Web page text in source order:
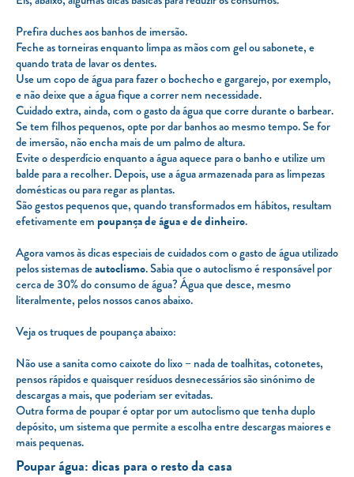
Prefira duches aos banhos de imersão.
Feche as torneiras enquanto limpa as mãos com gel ou sabonete, e
quando trata de lavar os dentes.
Use um copo de água para fazer o bochecho e gargarejo, por exemplo,
e não deixe que a água fique a correr nem necessidade.
Cuidado extra, ainda, com o gasto da água que corre durante o barbear.
Se tem filhos pequenos, opte por dar banhos ao mesmo tempo. Se for
de imersão, não encha mais de um palmo de altura.
Evite o desperdício enquanto a água aquece para o banho e utilize um
balde para a recolher. Depois, use a água armazenada para as limpezas
domésticas ou para regar as plantas.
São gestos pequenos que, quando transformados em hábitos, resultam
efetivamente em poupança de água e de dinheiro.
Agora vamos às dicas especiais de cuidados com o gasto de água utilizado
pelos sistemas deautoclismo. Sabia que o autoclismo é responsável por
cerca de 30% do consumo de água? Água que desce, mesmo
literalmente, pelos nossos canos abaixo.
Veja os truques de poupança abaixo:
Não use a sanita como caixote do lixo – nada de toalhitas, cotonetes,
pensos rápidos e quaisquer resíduos desnecessários são sinónimo de
descargas a mais, que poderiam ser evitadas.
Outra forma de poupar é optar por um autoclismo que tenha duplo
depósito, um sistema que permite a escolha entre descargas maiores e
mais pequenas.
Poupar água: dicas para o resto da casa